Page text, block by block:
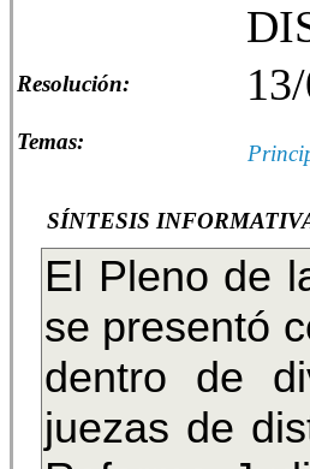
Resolución:
Temas:
SÍNTESIS